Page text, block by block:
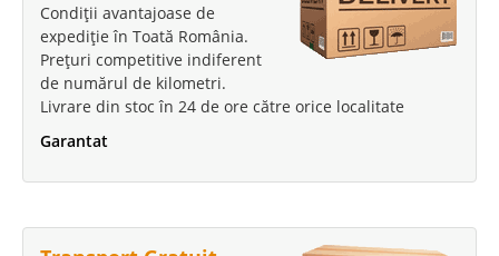
Condiții avantajoase de
expediție în Toată România.
Prețuri competitive indiferent
de numărul de kilometri.
Livrare din stoc în 24 de ore către orice localitate
Garantat